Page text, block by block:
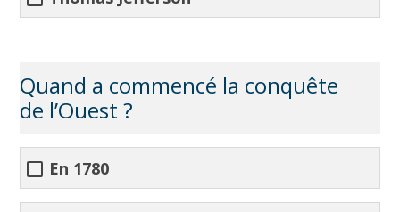
Quand a commencé la conquête
de l’Ouest ?
En 1780